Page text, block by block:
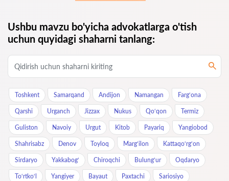
Ushbu mavzu bo'yicha advokatlarga o'tish
uchun quyidagi shaharni tanlang:
Toshkent Samarqand Andijon Namangan Farg‘ona
Qarshi Urganch Jizzax Nukus Qo‘qon Termiz
Guliston Navoiy Urgut Kitob Payariq Yangiobod
Shahrisabz Denov Toyloq Marg‘ilon Kattaqo‘rg‘on
Sirdaryo Yakkabog‘ Chiroqchi Bulung‘ur Oqdaryo
To‘rtko‘l Yangiyer Bayaut Paxtachi Sariosiyo